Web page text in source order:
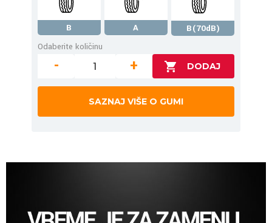
B A
B(70dB)
Odaberite količinu
- +
SAZNAJ VIŠE O GUMI